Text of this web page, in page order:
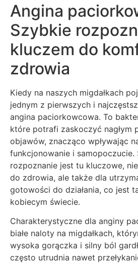
Angina
Szybkie
kluczem do
zdrowia
Kiedy na naszych migdałkach
jednym z pierwszych i
angina paciorkowcowa. To
które potrafi zaskoczyć nagłym
objawów, znacząco wpływając
funkcjonowanie i samopoczucie.
rozpoznanie jest tu kluczowe,
do zdrowia, ale także dla
gotowości do działania, co jest
kobiecym świecie.
Charakterystyczne dla anginy
białe naloty na migdałkach,
wysoka gorączka i silny ból
często utrudnia nawet